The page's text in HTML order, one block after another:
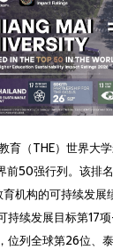
育（THE）世界大
前50强行列。该排
机构的可持续发展
持续发展目标第17
位列全球第26位、